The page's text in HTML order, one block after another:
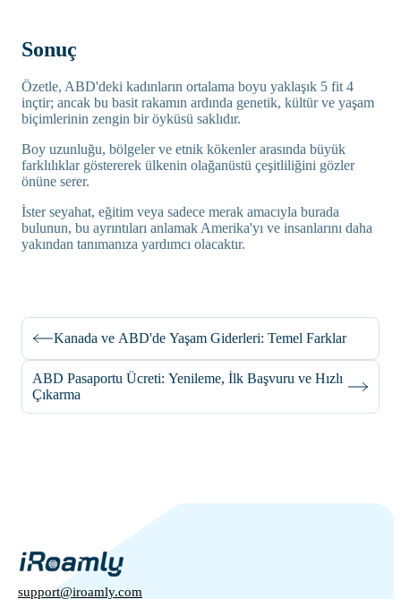
Sonuç
Özetle, ABD'deki kadınların ortalama boyu yaklaşık 5 fit 4
inçtir; ancak bu basit rakamın ardında genetik, kültür ve yaşam
biçimlerinin zengin bir öyküsü saklıdır.
Boy uzunluğu, bölgeler ve etnik kökenler arasında büyük
farklılıklar göstererek ülkenin olağanüstü çeşitliliğini gözler
önüne serer.
İster seyahat, eğitim veya sadece merak amacıyla burada
bulunun, bu ayrıntıları anlamak Amerika'yı ve insanlarını daha
yakından tanımanıza yardımcı olacaktır.
Kanada ve ABD'de Yaşam Giderleri: Temel Farklar
ABD Pasaportu Ücreti: Yenileme, İlk Başvuru ve Hızlı
Çıkarma
support@iroamly.com